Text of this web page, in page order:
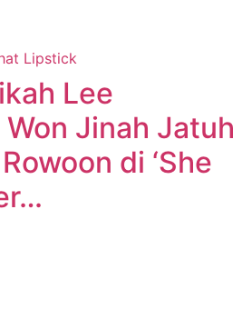
Lipstick
Lee
Jinah Jatuh
di ‘She